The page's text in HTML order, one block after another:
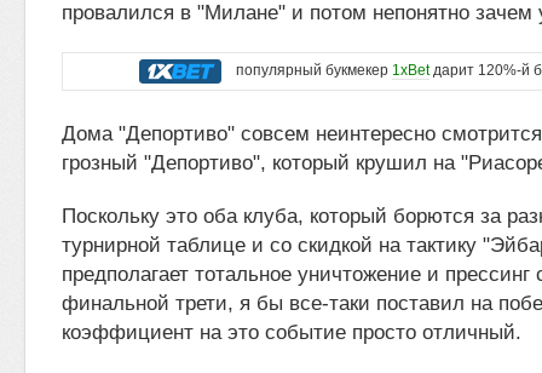
провалился в "Милане" и потом непонятно зачем
популярный букмекер 1xBetдарит 120%-й
Дома "Депортиво" совсем неинтересно
грозный "Депортиво", который крушил на
Поскольку это оба клуба, который борются за
турнирной таблице и со скидкой на тактику
предполагает тотальное уничтожение и прессинг
финальной трети, я бы все-таки поставил на
коэффициент на это событие просто отличный.